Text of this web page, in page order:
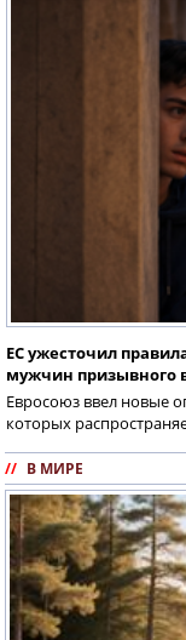
ЕС ужесточил
мужчин призывного
Евросоюз ввел новые
которых
// В МИРЕ